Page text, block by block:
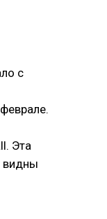
с
Эта
видны